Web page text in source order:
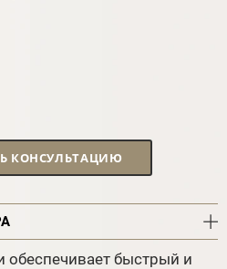
КОНСУЛЬТАЦИЮ
обеспечивает быстрый и